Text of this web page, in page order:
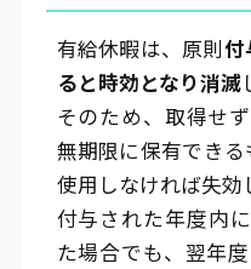
有給休暇は、原則付
ると時効となり消滅
そのため、取得せ
無期限に保有でき
使用しなければ失効
付与された年度内
た場合でも、翌年